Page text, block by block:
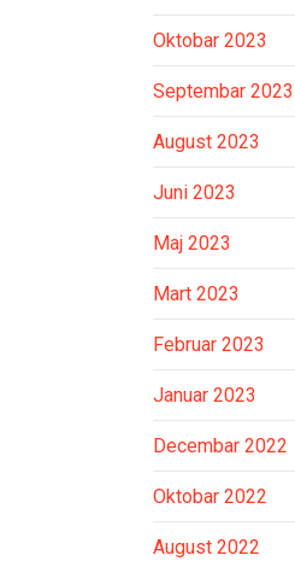
Oktobar 2023
Septembar 2023
August 2023
Juni 2023
Maj 2023
Mart 2023
Februar 2023
Januar 2023
Decembar 2022
Oktobar 2022
August 2022